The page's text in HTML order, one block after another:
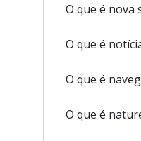
O que é nova
O que é
O que é
O que é